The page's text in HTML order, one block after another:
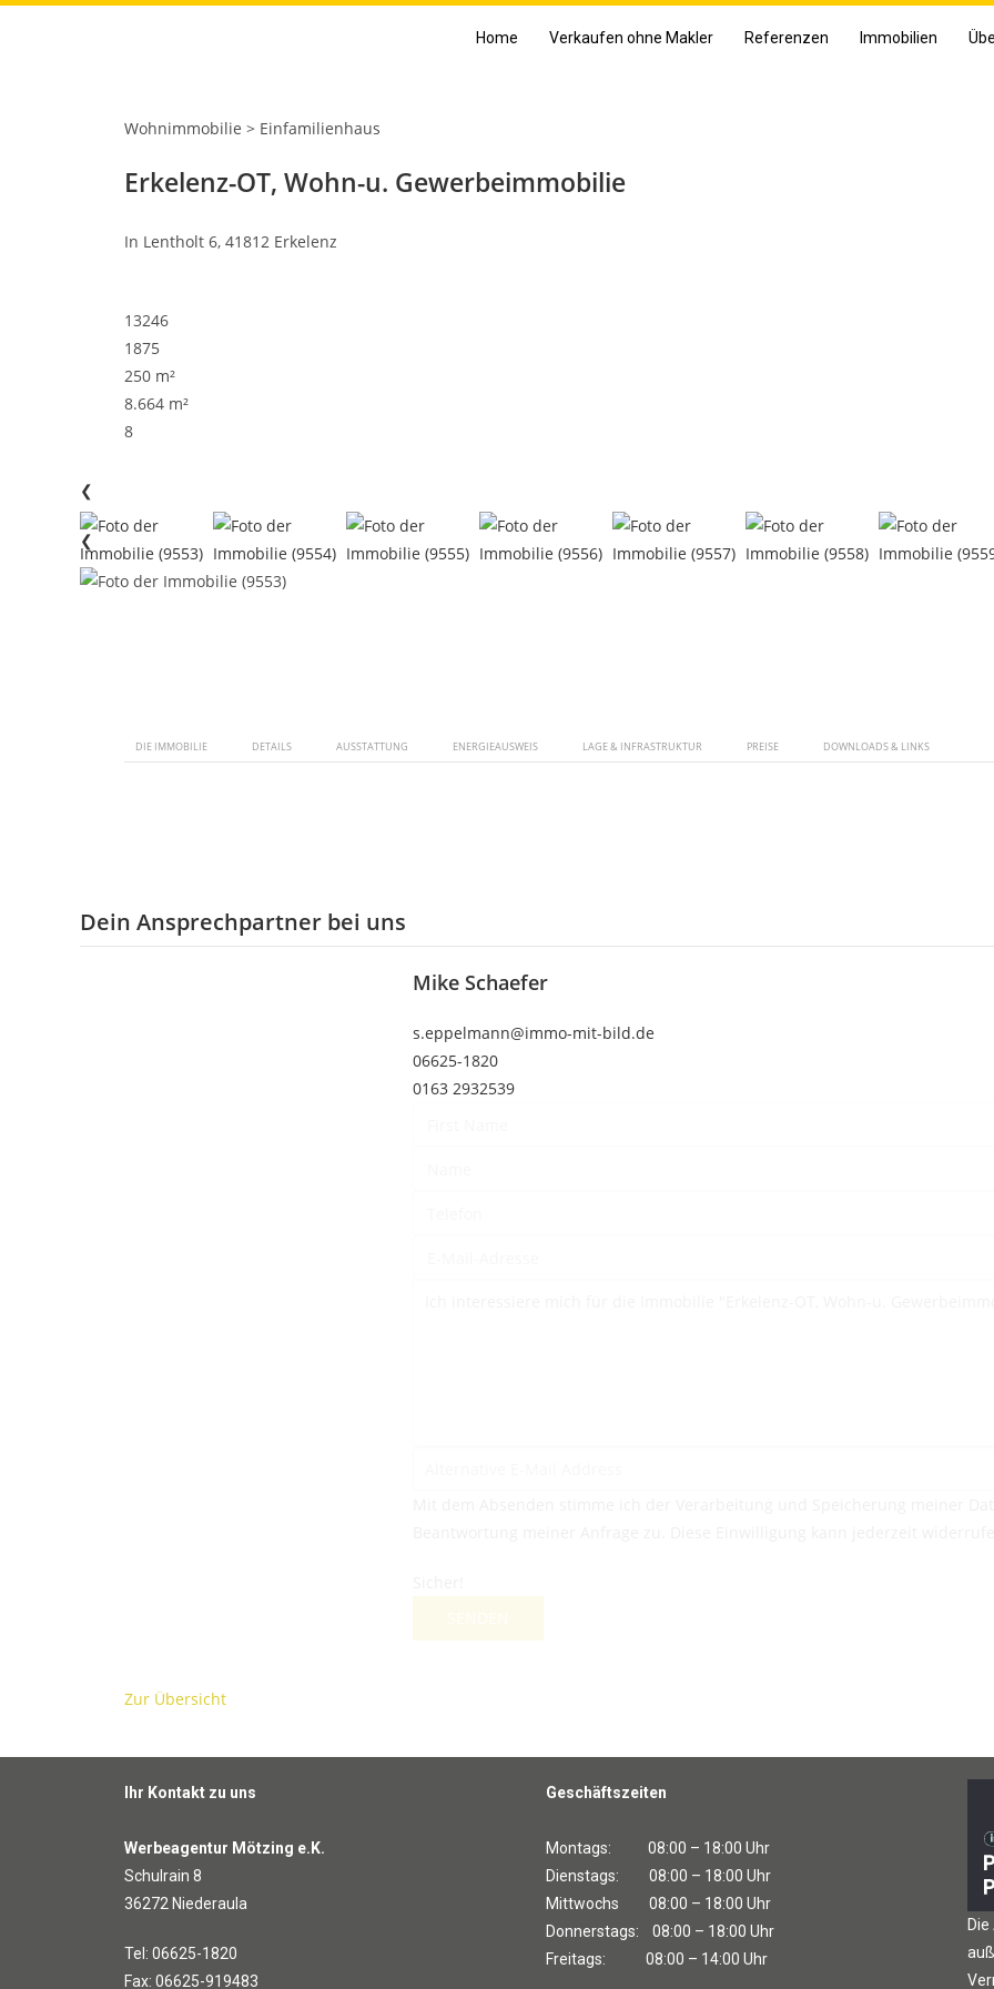
Home Verkaufen ohne Makler Referenzen Immobilien
Wohnimmobilie > Einfamilienhaus
Erkelenz-OT, Wohn-u. Gewerbeimmobilie
In Lentholt 6, 41812 Erkelenz
13246
1875
250 m²
8.664 m²
8
❮
❮
DIE IMMOBILIE DETAILS AUSSTATTUNG ENERGIEAUSWEIS LAGE & INFRASTRUKTUR PREISE DOWNLOADS & LINKS
Dein Ansprechpartner bei uns
Mike Schaefer
s.eppelmann@immo-mit-bild.de
06625-1820
0163 2932539
Zur Übersicht
Ihr Kontakt zu uns
Werbeagentur Mötzing e.K.
Schulrain 8
36272 Niederaula
Tel: 06625-1820
Fax: 06625-919483
Geschäftszeiten
Montags: 08:00 – 18:00 Uhr
Dienstags: 08:00 – 18:00 Uhr
Mittwochs 08:00 – 18:00 Uhr
Donnerstags: 08:00 – 18:00 Uhr
Freitags: 08:00 – 14:00 Uhr